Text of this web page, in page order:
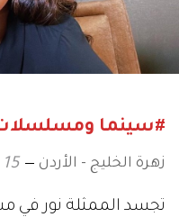
#سينما
زهرة الخليج - الأردن 15 مارس 2022
تجسد الممثلة نور في